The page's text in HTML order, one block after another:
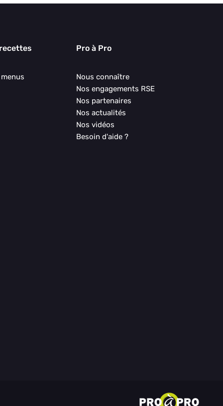
Pro à Pro
Nous connaître
Nos engagements RSE
Nos partenaires
Nos actualités
Nos vidéos
Besoin d'aide ?